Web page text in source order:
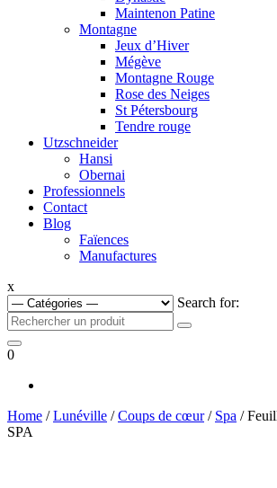
Maintenon Patine
Montagne
Jeux d’Hiver
Mégève
Montagne Rouge
Rose des Neiges
St Pétersbourg
Tendre rouge
Utzschneider
Hansi
Obernai
Professionnels
Contact
Blog
Faïences
Manufactures
x
Search for:
0
Home /Lunéville /Coups de cœur/ Spa /
SPA